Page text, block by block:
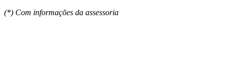
(*) Com informações da assessoria